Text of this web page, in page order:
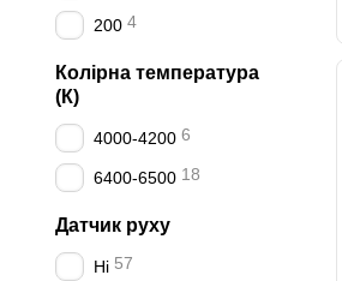
200 4
Колірна температура
(К)
4000-4200 6
6400-6500 18
Датчик руху
Ні 57